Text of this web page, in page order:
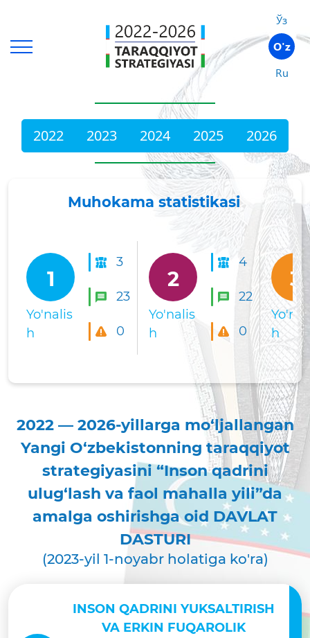
Ўз
O'z
Ru
2022 2023 2024 2025 2026
Muhokama statistikasi
1
Yo'nalis
h
3
23
0
2
Yo'nalis
h
4
22
0
3
h
2022 — 2026-yillarga mo‘ljallangan
Yangi O‘zbekistonning taraqqiyot
strategiyasini “Inson qadrini
ulug‘lash va faol mahalla yili”da
amalga oshirishga oid DAVLAT
DASTURI
(2023-yil 1-noyabr holatiga ko'ra)
INSON QADRINI YUKSALTIRISH
VA ERKIN FUQAROLIK